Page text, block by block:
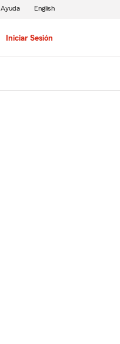
Iniciar Sesión
Ayuda English